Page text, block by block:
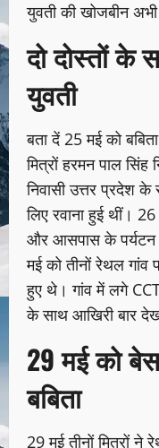
युवती की खोजबीन अभी
दो दोस्तों के
युवती
बता दें ​25 मई को
मित्रों हरमन पाल सिंह
निवासी उत्तर प्रदेश
लिए रवाना हुई थीं।
और आसपास के पर्यटन
मई को तीनों रेथल गांव
हुए थे। गांव में लगे
के साथ आखिरी बार
​29 मई को
बबिता
​29 मई तीनों मित्रों ने